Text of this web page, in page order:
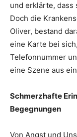
und erklärte, dass
Doch die
Oliver, bestand
eine Karte bei
Telefonnummer
eine Szene aus
Schmerzhafte
Begegnungen
Von Angst und